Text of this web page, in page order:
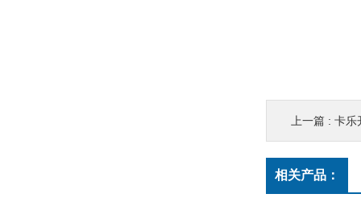
上一篇 : 卡乐
相关产品：